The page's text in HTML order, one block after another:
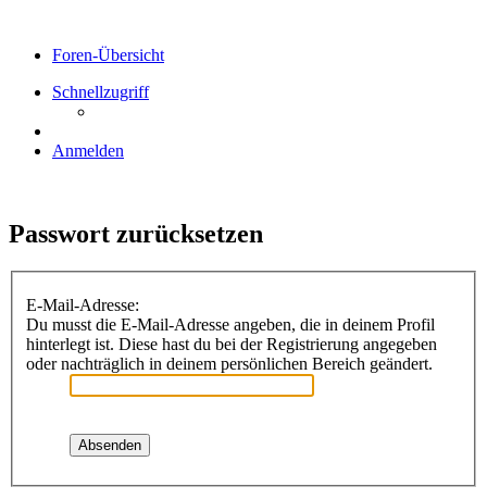
Foren-Übersicht
Schnellzugriff
Anmelden
Passwort zurücksetzen
E-Mail-Adresse:
Du musst die E-Mail-Adresse angeben, die in deinem Profil
hinterlegt ist. Diese hast du bei der Registrierung angegeben
oder nachträglich in deinem persönlichen Bereich geändert.